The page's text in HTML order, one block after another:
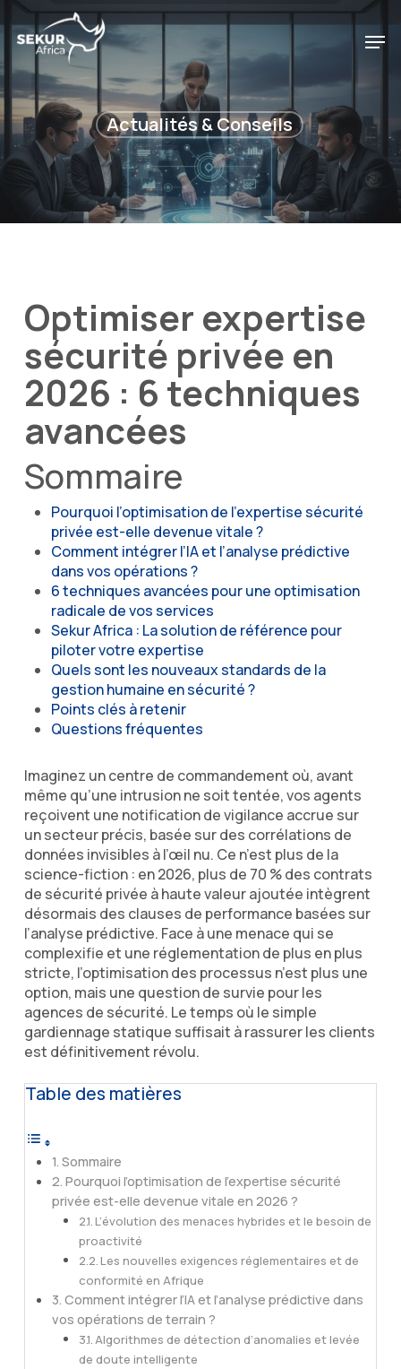
to
main
content
Actualités & Conseils
Optimiser expertise
sécurité privée en
2026 : 6 techniques
avancées
Sommaire
Pourquoi l’optimisation de l’expertise sécurité
privée est-elle devenue vitale ?
Comment intégrer l’IA et l’analyse prédictive
dans vos opérations ?
6 techniques avancées pour une optimisation
radicale de vos services
Sekur Africa : La solution de référence pour
piloter votre expertise
Quels sont les nouveaux standards de la
gestion humaine en sécurité ?
Points clés à retenir
Questions fréquentes
Imaginez un centre de commandement où, avant
même qu’une intrusion ne soit tentée, vos agents
reçoivent une notification de vigilance accrue sur
un secteur précis, basée sur des corrélations de
données invisibles à l’œil nu. Ce n’est plus de la
science-fiction : en2026, plus de 70 % des contrats
de sécurité privée à haute valeur ajoutée intègrent
désormais des clauses de performance basées sur
l’analyse prédictive. Face à une menace qui se
complexifie et une réglementation de plus en plus
stricte, l’optimisation des processus n’est plus une
option, mais une question de survie pour les
agences de sécurité. Le temps où le simple
gardiennage statique suffisait à rassurer les clients
est définitivement révolu.
Table des matières
Sommaire
Pourquoi l’optimisation de l’expertise sécurité
privée est-elle devenue vitale en 2026 ?
L’évolution des menaces hybrides et le besoin de
proactivité
Les nouvelles exigences réglementaires et de
conformité en Afrique
Comment intégrer l’IA et l’analyse prédictive dans
vos opérations de terrain ?
Algorithmes de détection d’anomalies et levée
de doute intelligente